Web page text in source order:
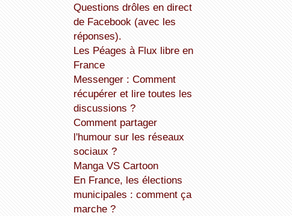
Questions drôles en direct
de Facebook (avec les
réponses).
Les Péages à Flux libre en
France
Messenger : Comment
récupérer et lire toutes les
discussions ?
Comment partager
l'humour sur les réseaux
sociaux ?
Manga VS Cartoon
En France, les élections
municipales : comment ça
marche ?